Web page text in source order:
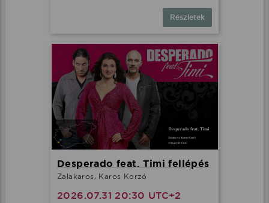
Részletek
Desperado feat. Timi fellépés
Zalakaros, Karos Korzó
2026.07.31 20:30 UTC+2